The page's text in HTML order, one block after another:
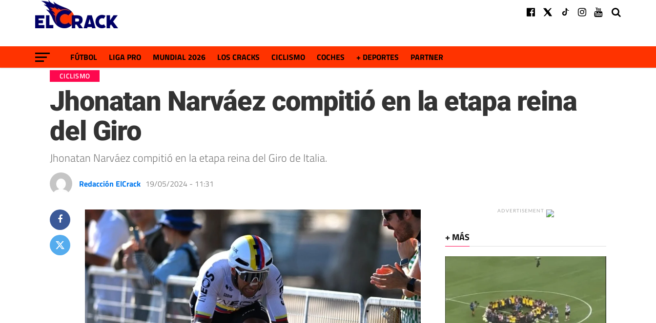
FÚTBOL LIGA PRO MUNDIAL 2026 LOS CRACKS CICLISMO COCHES + DEPORTES PARTNER
CICLISMO
Jhonatan Narváez compitió en la etapa reina
del Giro
Jhonatan Narváez compitió en la etapa reina del Giro de Italia.
Redacción ElCrack 19/05/2024 - 11:31
ADVERTISEMENT
+ MÁS